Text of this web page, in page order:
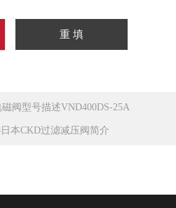
阀型号描述VND400DS-25A
本CKD过滤减压阀简介